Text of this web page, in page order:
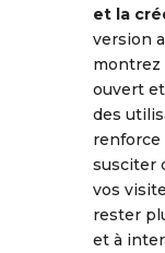
et la
version
montrez
ouvert
des
susciter
vos
rester
et à